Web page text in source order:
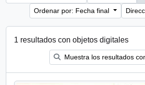
Ordenar por: Fecha final
1 resultados con objetos digitales
Muestra los resultados